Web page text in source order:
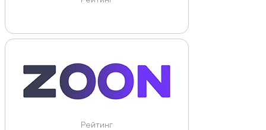
Рейтинг